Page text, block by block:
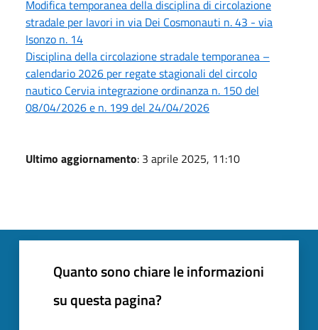
Modifica temporanea della disciplina di circolazione
stradale per lavori in via Dei Cosmonauti n. 43 - via
Isonzo n. 14
Disciplina della circolazione stradale temporanea –
calendario 2026 per regate stagionali del circolo
nautico Cervia integrazione ordinanza n. 150 del
08/04/2026 e n. 199 del 24/04/2026
Ultimo aggiornamento: 3 aprile 2025, 11:10
Quanto sono chiare le informazioni
su questa pagina?